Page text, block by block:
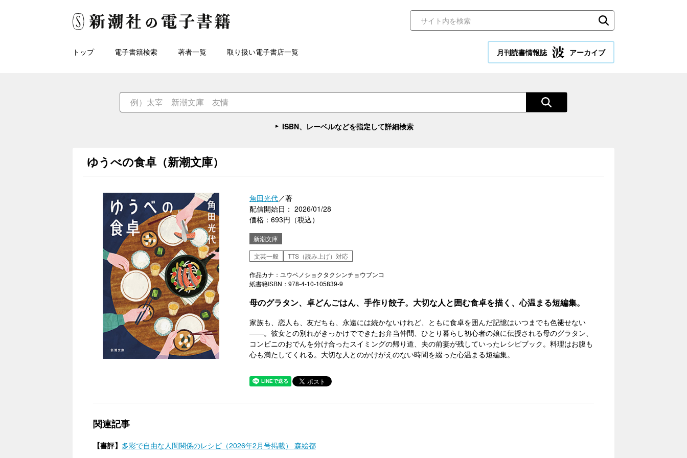
トップ 電子書籍検索 著者一覧 取り扱い電子書店一覧 月刊読書情報誌 アーカイブ
ISBN、レーベルなどを指定して詳細検索
ゆうべの食卓（新潮文庫）
角田光代／著
配信開始日： 2026/01/28
価格：693円（税込）
新潮文庫
文芸一般
TTS（読み上げ）対応
作品カナ：ユウベノショクタクシンチョウブンコ
紙書籍ISBN：978-4-10-105839-9
母のグラタン、卓どんごはん、手作り餃子。大切な人と囲む食卓を描く、心温まる短編集。
家族も、恋人も、友だちも、永遠には続かないけれど、ともに食卓を囲んだ記憶はいつまでも色褪せない
――。彼女との別れがきっかけでできたお弁当仲間、ひとり暮らし初心者の娘に伝授される母のグラタン、
コンビニのおでんを分け合ったスイミングの帰り道、夫の前妻が残していったレシピブック。料理はお腹も
心も満たしてくれる。大切な人とのかけがえのない時間を綴った心温まる短編集。
関連記事
【書評】 多彩で自由な人間関係のレシピ（2026年2月号掲載） 森絵都